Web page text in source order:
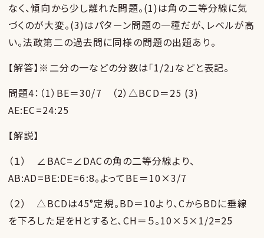
なく、傾向から少し離れた問題。(1)は角の二等分線に気
づくのが大変。(3)はパターン問題の一種だが、レベルが高
い。法政第二の過去問に同様の問題の出題あり。
【解答】※二分の一などの分数は「1/2」などと表記。
問題4：（1）BE＝30/7 （2）△BCD＝25 (3)
AE:EC=24:25
【解説】
（１） ∠BAC=∠DACの角の二等分線より、
AB:AD=BE:DE=6:8。よってBE＝10×3/7
（２） △BCDは45°定規。BD＝10より、CからBDに垂線
を下ろした足をHとすると、CH＝５。10×5×1/2=25